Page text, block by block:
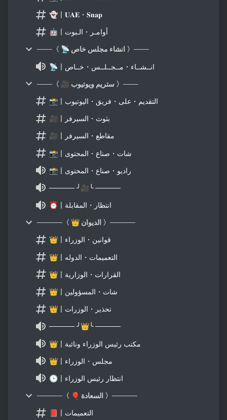
👻〡𝐔𝐀𝐄・𝐒𝐧𝐚𝐩
🤖〡أوامـر・الـبوت
───〈 📡 انشاء مجلس خاص 〉───
📡〡انــشــاء・مــجــلــس・خــاص
───〈 🎥 ستريم ويوتيوب 〉───
📸〡التقديم・على・فريق・اليوتيوب
🎥〡بثوث・السيرفر
🎥〡مقاطع・السيرفر
📸〡شات・صناع・المحتوى
📸〡راديو・صناع・المحتوى
───── ╯🎥╰ ─────
⏰〡انتظار・المقابلة
─────〈 👑 الديوان 〉─────
👑〡قوانين・الوزراء
👑〡التعميمات・الدوله
👑〡القرارات・الوزارية
👑〡شات・المسؤولين
👑〡تحذير・الوزرات
───── ╯👑╰ ─────
👑〡مكتب رئيس الوزراء ونائبة
👑〡مجلس・الوزراء
🕒〡انتظار رئيس الوزراء
─────〈 🎈 السعادة 〉─────
📕〡التعميمات